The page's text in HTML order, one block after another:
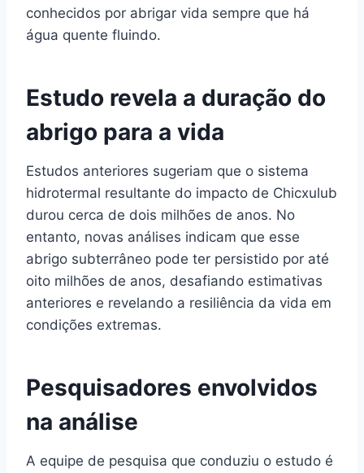
conhecidos por abrigar vida sempre que há
água quente fluindo.
Estudo revela a duração do
abrigo para a vida
Estudos anteriores sugeriam que o sistema
hidrotermal resultante do impacto de Chicxulub
durou cerca de dois milhões de anos. No
entanto, novas análises indicam que esse
abrigo subterrâneo pode ter persistido por até
oito milhões de anos, desafiando estimativas
anteriores e revelando a resiliência da vida em
condições extremas.
Pesquisadores envolvidos
na análise
A equipe de pesquisa que conduziu o estudo é